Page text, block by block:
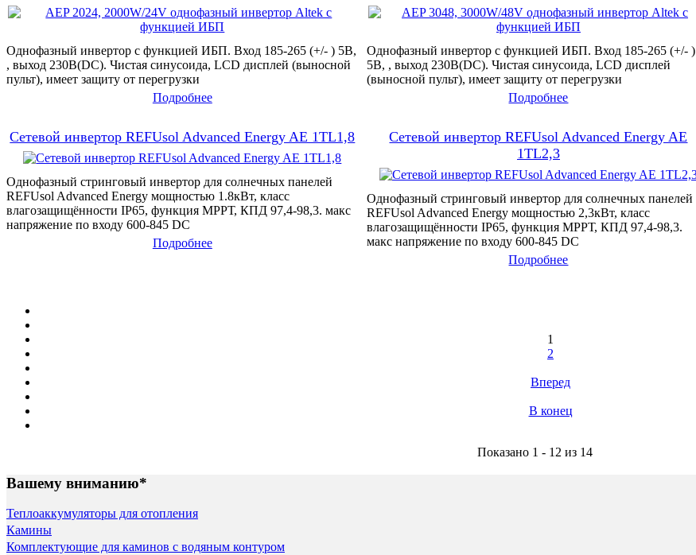
Однофазный инвертор с функцией ИБП. Вход 185-265 (+/- ) 5В,
, выход 230В(DC). Чистая синусоида, LCD дисплей (выносной
пульт), имеет защиту от перегрузки
Подробнее
Однофазный инвертор с функцией ИБП. Вход 185-265 (+/- )
5В, , выход 230В(DC). Чистая синусоида, LCD дисплей
(выносной пульт), имеет защиту от перегрузки
Подробнее
Сетевой инвертор REFUsol Advanced Energy AE 1TL1,8
Однофазный стринговый инвертор для солнечных панелей
REFUsol Advanced Energy мощностью 1.8кВт, класс
влагозащищённости IP65, функция МРРТ, КПД 97,4-98,3. макс
напряжение по входу 600-845 DC
Подробнее
Сетевой инвертор REFUsol Advanced Energy AE
1TL2,3
Однофазный стринговый инвертор для солнечных панелей
REFUsol Advanced Energy мощностью 2,3кВт, класс
влагозащищённости IP65, функция МРРТ, КПД 97,4-98,3.
макс напряжение по входу 600-845 DC
Подробнее
1
2
Вперед
В конец
Показано 1 - 12 из 14
Вашему вниманию*
Теплоаккумуляторы для отопления
Камины
Комплектующие для каминов с водяным контуром